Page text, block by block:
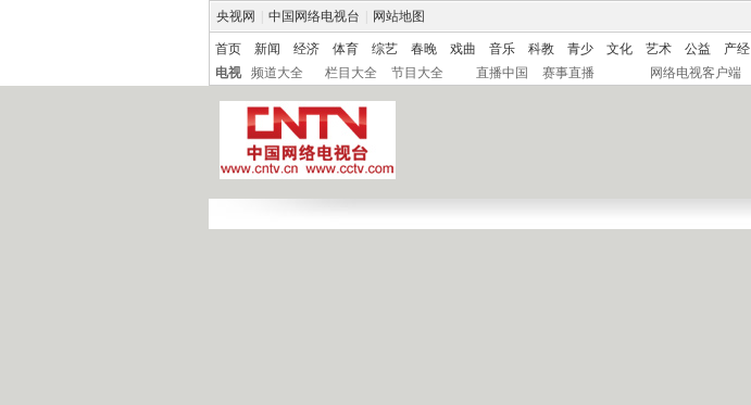
央视网 中国网络电视台 网站地图
首页 新闻 经济 体育 综艺 春晚 戏曲 音乐 科教 青少 文化 艺术 公益 产经
电视
频道大全 栏目大全 节目大全 直播中国 赛事直播 网络电视客户端